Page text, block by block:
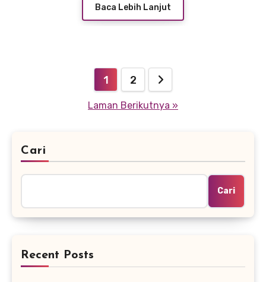
Baca Lebih Lanjut
1 2
Laman Berikutnya »
Cari
Cari
Recent Posts